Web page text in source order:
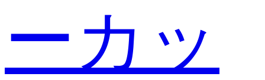
ーカッ